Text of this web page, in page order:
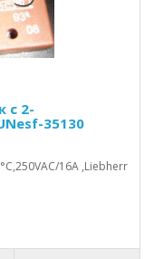
с 2-
35130
16A ,Liebherr